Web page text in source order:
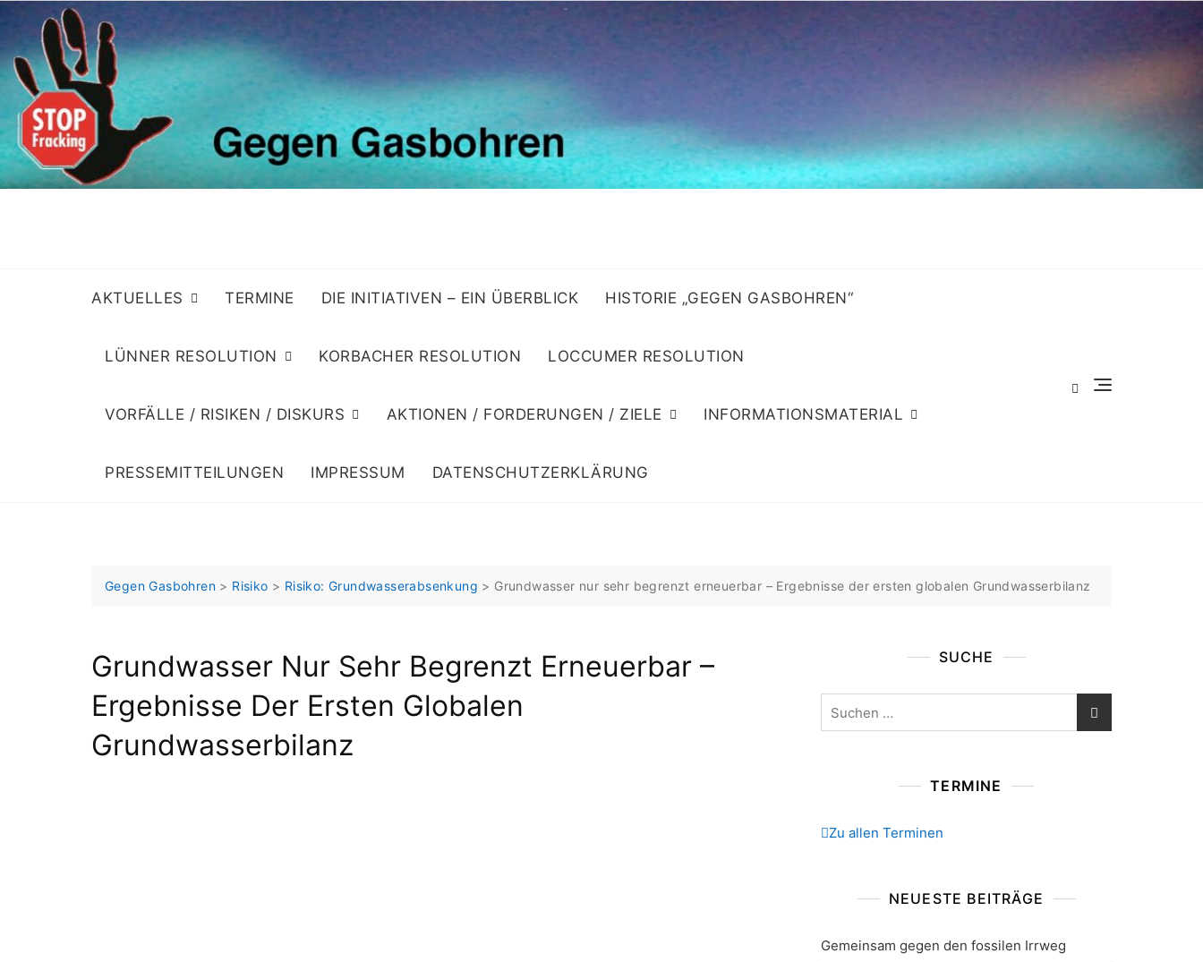
content
AKTUELLES TERMINE DIE INITIATIVEN – EIN ÜBERBLICK HISTORIE „GEGEN GASBOHREN“
LÜNNER RESOLUTION KORBACHER RESOLUTION LOCCUMER RESOLUTION
VORFÄLLE / RISIKEN / DISKURS AKTIONEN / FORDERUNGEN / ZIELE INFORMATIONSMATERIAL
PRESSEMITTEILUNGEN IMPRESSUM DATENSCHUTZERKLÄRUNG
Gegen Gasbohren > Risiko > Risiko: Grundwasserabsenkung > Grundwasser nur sehr begrenzt erneuerbar – Ergebnisse der ersten globalen Grundwasserbilanz
Grundwasser Nur Sehr Begrenzt Erneuerbar –
Ergebnisse Der Ersten Globalen
Grundwasserbilanz
SUCHE
TERMINE
Zu allen Terminen
NEUESTE BEITRÄGE
Gemeinsam gegen den fossilen Irrweg